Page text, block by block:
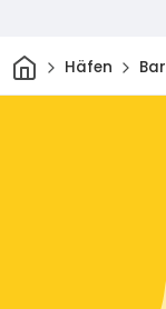
HeimHäfen Bar